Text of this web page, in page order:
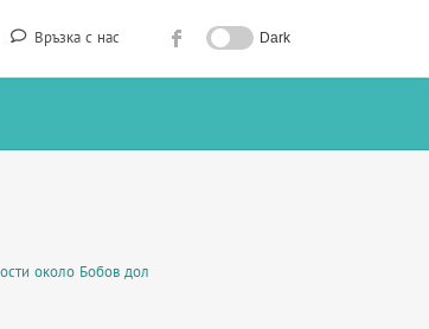
Връзка с нас Dark
около Бобов дол